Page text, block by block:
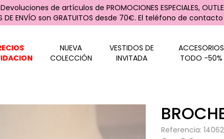
Devoluciones de artículos de PROMOCIONES ESPECIALES,
DE ENVÍO son GRATUITOS desde 70€. El teléfono de contacto
NUEVA
COLECCIÓN
VESTIDOS DE
INVITADA
ACCESORIOS
TODO -50%
Referencia: